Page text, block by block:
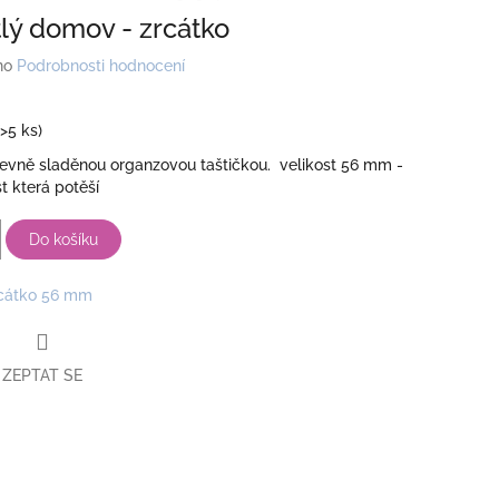
domov - zrcátko
Podrobnosti hodnocení
ks)
sladěnou organzovou taštičkou. velikost 56 mm -
která potěší
Do košíku
56 mm
ZEPTAT SE